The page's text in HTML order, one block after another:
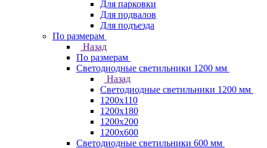
Для парковки
Для подвалов
Для подъезда
По размерам
Назад
По размерам
Светодиодные светильники 1200 мм
Назад
Светодиодные светильники 1200 мм
1200х110
1200х180
1200х200
1200х600
Светодиодные светильники 600 мм